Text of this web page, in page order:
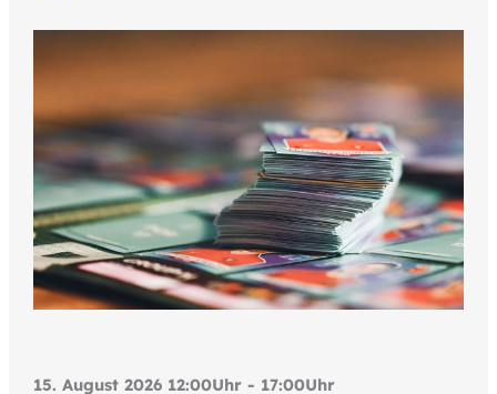
15. August 2026 12:00Uhr - 17:00Uhr